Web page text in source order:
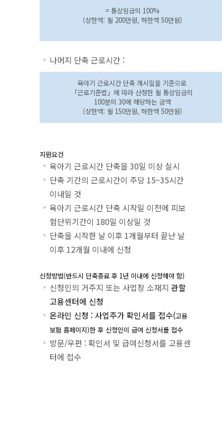
= 통상임금의 100%
(상한액: 월 200만원, 하한액 50만원)
나머지 단축 근로시간 :
육아기 근로시간 단축 개시일을 기준으로
「근로기준법」에 따라 산정한 월 통상임금의
100분의 30에 해당하는 금액
(상한액: 월 150만원, 하한액 50만원)
지원요건
육아기 근로시간 단축을 30일 이상 실시
단축 기간의 근로시간이 주당 15~35시간
이내일 것
육아기 근로시간 단축 시작일 이전에 피보
험단위기간이 180일 이상일 것
단축을 시작한 날 이후 1개월부터 끝난 날
이후 12개월 이내에 신청
신청방법(반드시 단축종료 후 1년 이내에 신청해야 함)
신청인의 거주지 또는 사업장 소재지 관할
고용센터에 신청
온라인 신청 : 사업주가 확인서를 접수(고용
보험 홈페이지)한 후 신청인이 급여 신청서를 접수
방문/우편 : 확인서 및 급여신청서를 고용센
터에 접수